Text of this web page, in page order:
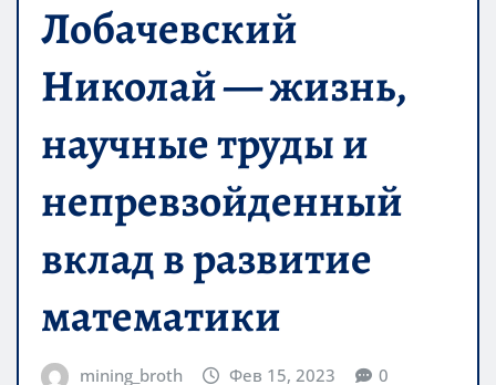
Лобачевский
Николай — жизнь,
научные труды и
непревзойденный
вклад в развитие
математики
mining_broth Фев 15, 2023 0